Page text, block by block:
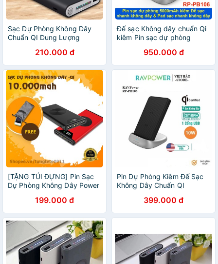
Sạc Dự Phòng Không Dây
Chuẩn QI Dung Lượng
210.000 đ
Đế sạc Không dây chuẩn Qi
kiêm Pin sạc dự phòng
5000mAh 3IN1
950.000 đ
[TẶNG TÚI ĐỰNG] Pin Sạc
Dự Phòng Không Dây Power
Hỗ trợ sạc nhanh, sạc không
dây
199.000 đ
Pin Dự Phòng Kiêm Đế Sạc
Không Dây Chuẩn QI
5000mAh 3-IN-1
399.000 đ